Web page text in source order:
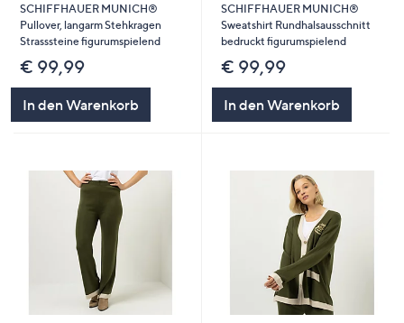
SCHIFFHAUER MUNICH®
Pullover, langarm Stehkragen
Strasssteine figurumspielend
€ 99,99
In den Warenkorb
SCHIFFHAUER MUNICH®
Sweatshirt Rundhalsausschnitt
bedruckt figurumspielend
€ 99,99
In den Warenkorb